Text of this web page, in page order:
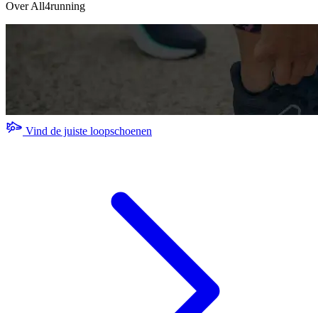
Over All4running
Vind de juiste loopschoenen